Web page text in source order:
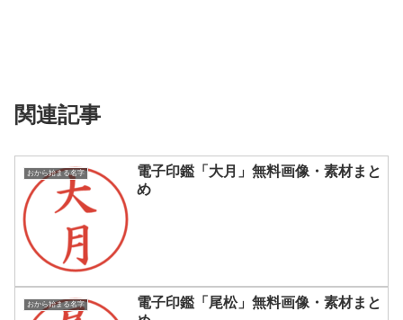
関連記事
おから始まる名字
電子印鑑「大月」無料画像・素材まと
め
おから始まる名字
電子印鑑「尾松」無料画像・素材まと